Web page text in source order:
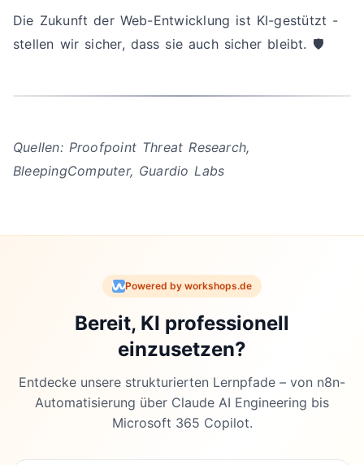
Die Zukunft der Web-Entwicklung ist KI-gestützt -
stellen wir sicher, dass sie auch sicher bleibt. 🛡️
Quellen: Proofpoint Threat Research,
BleepingComputer, Guardio Labs
Powered by workshops.de
Bereit, KI professionell
einzusetzen?
Entdecke unsere strukturierten Lernpfade – von n8n-
Automatisierung über Claude AI Engineering bis
Microsoft 365 Copilot.